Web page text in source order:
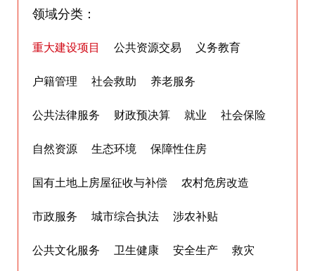
领域分类：
重大建设项目 公共资源交易 义务教育
户籍管理 社会救助 养老服务
公共法律服务 财政预决算 就业 社会保险
自然资源 生态环境 保障性住房
国有土地上房屋征收与补偿 农村危房改造
市政服务 城市综合执法 涉农补贴
公共文化服务 卫生健康 安全生产 救灾